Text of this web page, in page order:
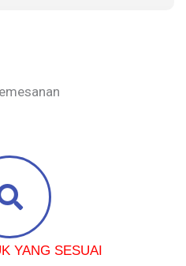
YANG SESUAI